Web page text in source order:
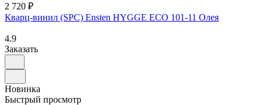
2 720 ₽
Кварц-винил (SPC) Ensten HYGGE ECO 101-11 Олея
4.9
Заказать
Новинка
Быстрый просмотр